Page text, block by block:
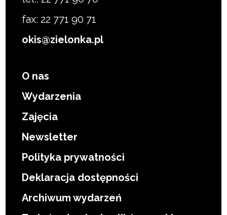
fax: 22 771 90 71
okis@zielonka.pl
O nas
Wydarzenia
Zajęcia
Newsletter
Polityka prywatności
Deklaracja dostępności
Archiwum wydarzeń